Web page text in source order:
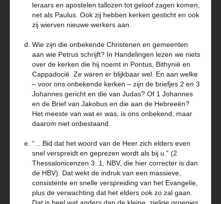
leraars en apostelen tallozen tot geloof zagen komen,
net als Paulus. Ook zij hebben kerken gesticht en ook
zij wierven nieuwe werkers aan.
Wie zijn die onbekende Christenen en gemeenten
aan wie Petrus schrijft? In Handelingen lezen we niets
over de kerken die hij noemt in Pontus, Bithynië en
Cappadocië. Ze waren er blijkbaar wel. En aan welke
– voor ons onbekende kerken – zijn de briefjes 2 en 3
Johannes gericht en die van Judas? Of 1 Johannes
en de Brief van Jakobus en die aan de Hebreeën?
Het meeste van wat er was, is ons onbekend, maar
daarom niet onbestaand.
“... Bid dat het woord van de Heer zich elders even
snel verspreidt en geprezen wordt als bij u.” (2
Thessalonicenzen 3: 1, NBV, die hier correcter is dan
de HBV). Dat wekt de indruk van een massieve,
consistente en snelle verspreiding van het Evangelie,
plus de verwachting dat het elders ook zo zal gaan.